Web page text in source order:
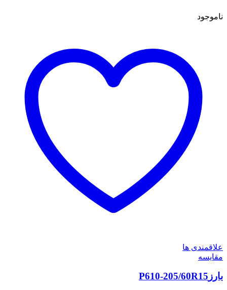
ناموجود
علاقمندی ها
مقایسه
بارزP610-205/60R15